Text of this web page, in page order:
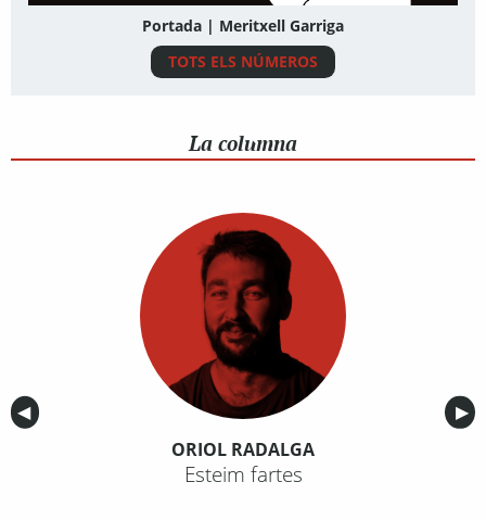
Portada | Meritxell Garriga
TOTS ELS NÚMEROS
La columna
Anterior
◀︎ ▶︎
ORIOL RADALGA
Esteim fartes